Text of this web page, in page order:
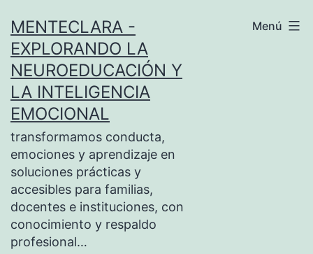
contenido
MENTECLARA -
EXPLORANDO LA
NEUROEDUCACIÓN Y
LA INTELIGENCIA
EMOCIONAL
transformamos conducta,
emociones y aprendizaje en
soluciones prácticas y
accesibles para familias,
docentes e instituciones, con
conocimiento y respaldo
profesional…
Menú